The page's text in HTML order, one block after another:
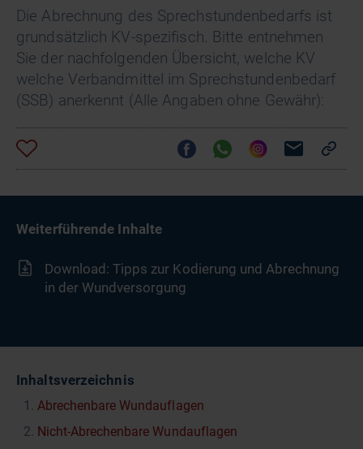
Die Abrechnung des Sprechstundenbedarfs ist
grundsätzlich KV-spezifisch. Bitte entnehmen
Sie der nachfolgenden Übersicht, welche KV
welche Verbandmittel im Sprechstundenbedarf
(SSB) anerkennt (Alle Angaben ohne Gewähr):
Inhaltsverzeichnis
Abrechenbare Wundauflagen
Nicht-Abrechenbare Wundauflagen
Weiterführende Inhalte
Download: Tipps zur Kodierung und Abrechnung
in der Wundversorgung